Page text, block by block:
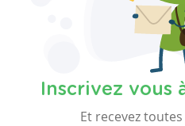
Inscrivez vous
Et recevez